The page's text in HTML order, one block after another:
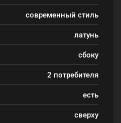
современный стиль
латунь
сбоку
2 потребителя
есть
сверху